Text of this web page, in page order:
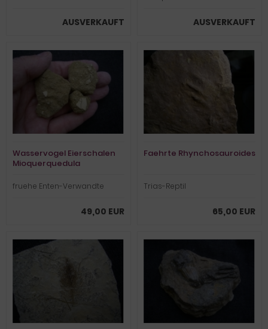
AUSVERKAUFT AUSVERKAUFT
Wasservogel Eierschalen
Mioquerquedula
fruehe Enten-Verwandte
49,00 EUR
Faehrte Rhynchosauroides
Trias-Reptil
65,00 EUR